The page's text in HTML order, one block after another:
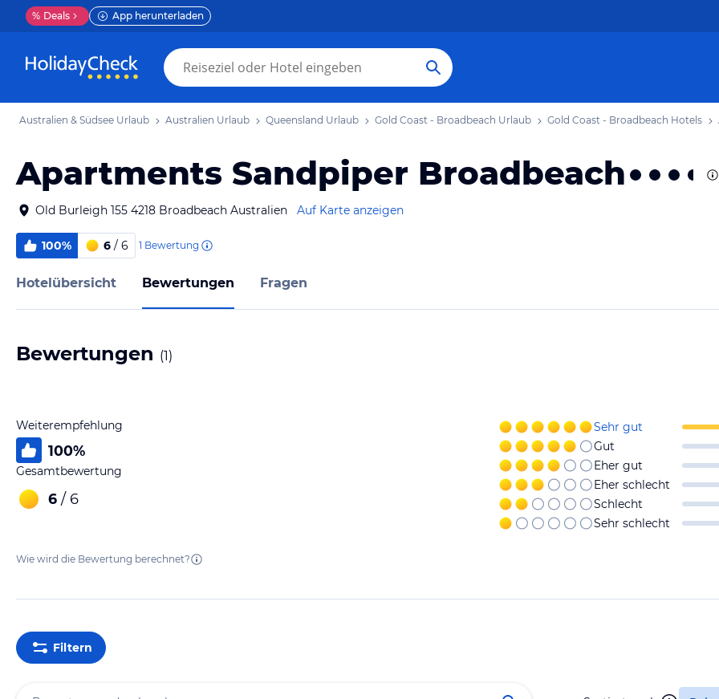
% Deals App herunterladen
Australien & Südsee Urlaub Australien Urlaub Queensland Urlaub Gold Coast - Broadbeach Urlaub Gold Coast - Broadbeach Hotels
Apartments Sandpiper Broadbeach
Old Burleigh 155 4218 Broadbeach Australien Auf Karte anzeigen
100% 6 / 6 1 Bewertung
Hotelübersicht Bewertungen Fragen
Bewertungen (1)
Weiterempfehlung
100%
Gesamtbewertung
6 / 6
Sehr gut
Gut
Eher gut
Eher schlecht
Schlecht
Sehr schlecht
Wie wird die Bewertung berechnet?
Filtern